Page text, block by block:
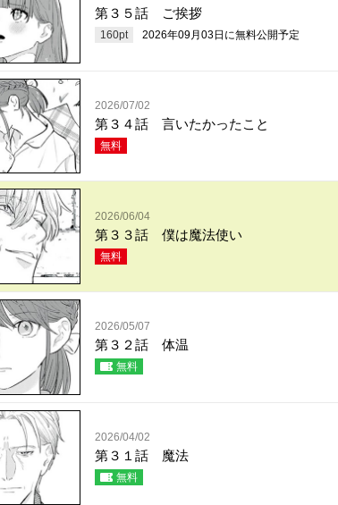
第３５話 ご挨拶
160pt 2026年09月03日 に無料公開予定
2026/07/02
第３４話 言いたかったこと
無料
2026/06/04
第３３話 僕は魔法使い
無料
2026/05/07
第３２話 体温
無料
2026/04/02
第３１話 魔法
無料